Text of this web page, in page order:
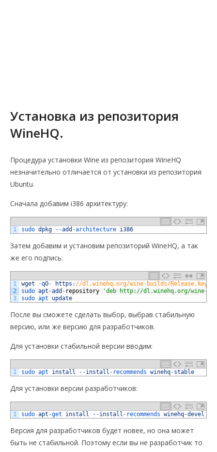
Установка из репозитория
WineHQ.
Процедура установки Wine из репозитория WineHQ
незначительно отличается от установки из репозитория
Ubuntu.
Сначала добавим i386 архитектуру:
1 sudo dpkg --add -architecture i386
Затем добавим и установим репозиторий WineHQ, а так
же его подпись:
1
2
3
wget -qO- https : //dl.winehq.org/wine-builds/Release.key |
sudo apt -add - repository
'deb http://dl.winehq.org/wine-
sudo apt update
После вы сможете сделать выбор, выбрав стабильную
версию, или же версию для разработчиков.
Для установки стабильной версии вводим:
1 sudo apt install --install - recommends winehq-stable
Для установки версии разработчиков:
1 sudo apt -get install --install - recommends winehq-devel
Версия для разработчиков будет новее, но она может
быть не стабильной. Поэтому если вы не разработчик то